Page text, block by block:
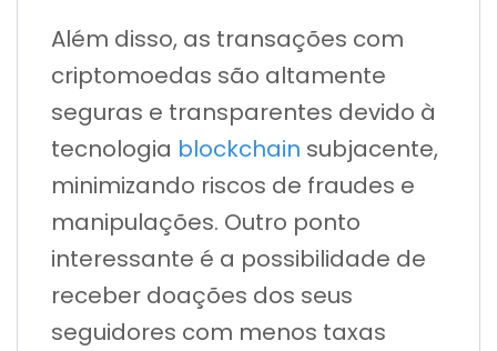
Além disso, as transações com
criptomoedas são altamente
seguras e transparentes devido à
tecnologia blockchain subjacente,
minimizando riscos de fraudes e
manipulações. Outro ponto
interessante é a possibilidade de
receber doações dos seus
seguidores com menos taxas